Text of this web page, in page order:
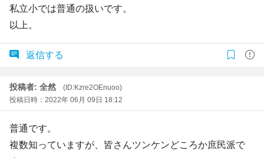
私立小では普通の扱いです。
以上。
返信する
投稿者: 全然
(ID:Kzre2OEnuoo)
投稿日時：2022年 06月 09日 18:12
普通です。
複数知っていますが、皆さんツンケンどころか庶民派で